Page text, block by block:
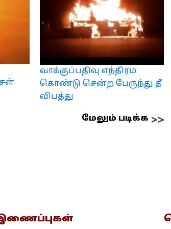
வாக்குப்பதிவு எந்திரம்
கொண்டு சென்ற பேருந்து தீ
விபத்து
மேலும் படிக்க
இணைப்புகள்